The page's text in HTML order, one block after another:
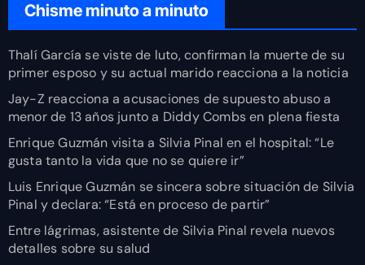
Chisme minuto a minuto
Thalí García se viste de luto, confirman la muerte de su
primer esposo y su actual marido reacciona a la noticia
Jay-Z reacciona a acusaciones de supuesto abuso a
menor de 13 años junto a Diddy Combs en plena fiesta
Enrique Guzmán visita a Silvia Pinal en el hospital: “Le
gusta tanto la vida que no se quiere ir”
Luis Enrique Guzmán se sincera sobre situación de Silvia
Pinal y declara: “Está en proceso de partir”
Entre lágrimas, asistente de Silvia Pinal revela nuevos
detalles sobre su salud